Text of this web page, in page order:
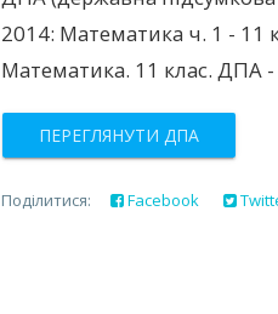
2014: Математика ч. 1 - 11
Математика. 11 клас. ДПА -
ПЕРЕГЛЯНУТИ ДПА
Поділитися: Facebook